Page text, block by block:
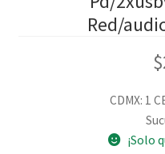
Red/
$
CDMX: 1
¡Solo